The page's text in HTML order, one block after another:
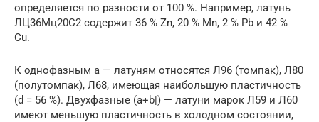
определяется по разности от 100 %. Например, латунь
ЛЦ36Мц20С2 содержит 36 % Zn, 20 % Mn, 2 % Pb и 42 %
Сu.
К однофазным a — латуням относятся Л96 (томпак), Л80
(полутомпак), Л68, имеющая наибольшую пластичность
(d = 56 %). Двухфазные (a+b|) — латуни марок Л59 и Л60
имеют меньшую пластичность в холодном состоянии,